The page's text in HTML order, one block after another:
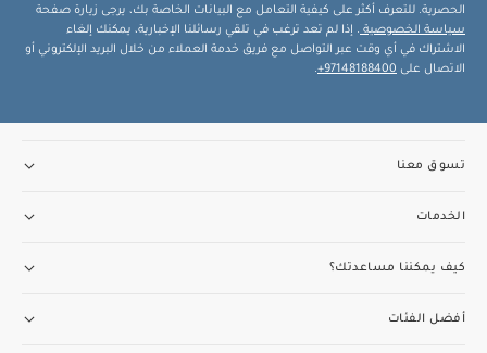
الحصرية. للتعرف أكثر على كيفية التعامل مع البيانات الخاصة بك، يرجى زيارة صفحة
سياسة الخصوصية . إذا لم تعد ترغب في تلقي رسائلنا الإخبارية، يمكنك إلغاء
الاشتراك في أي وقت عبر التواصل مع فريق خدمة العملاء من خلال البريد الإلكتروني أو
الاتصال على 97148188400+
.
تسوق معنا
الخدمات
كيف يمكننا مساعدتك؟
أفضل الفئات